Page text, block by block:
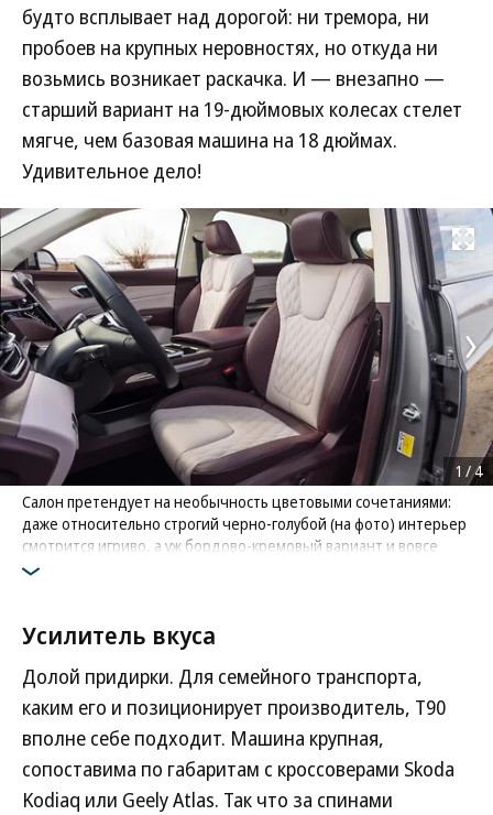
будто всплывает над дорогой: ни тремора, ни
пробоев на крупных неровностях, но откуда ни
возьмись возникает раскачка. И — внезапно —
старший вариант на 19-дюймовых колесах стелет
мягче, чем базовая машина на 18 дюймах.
Удивительное дело!
Развернуть
Салон претендует на необычность цветовыми сочетаниями:
даже относительно строгий черно-голубой (на фото) интерьер
смотрится игриво, а уж бордово-кремовый вариант и вовсе
эпатажен
1 /4
Усилитель вкуса
Долой придирки. Для семейного транспорта,
каким его и позиционирует производитель, Т90
вполне себе подходит. Машина крупная,
сопоставима по габаритам с кроссоверами Skoda
Kodiaq или Geely Atlas. Так что за спинами